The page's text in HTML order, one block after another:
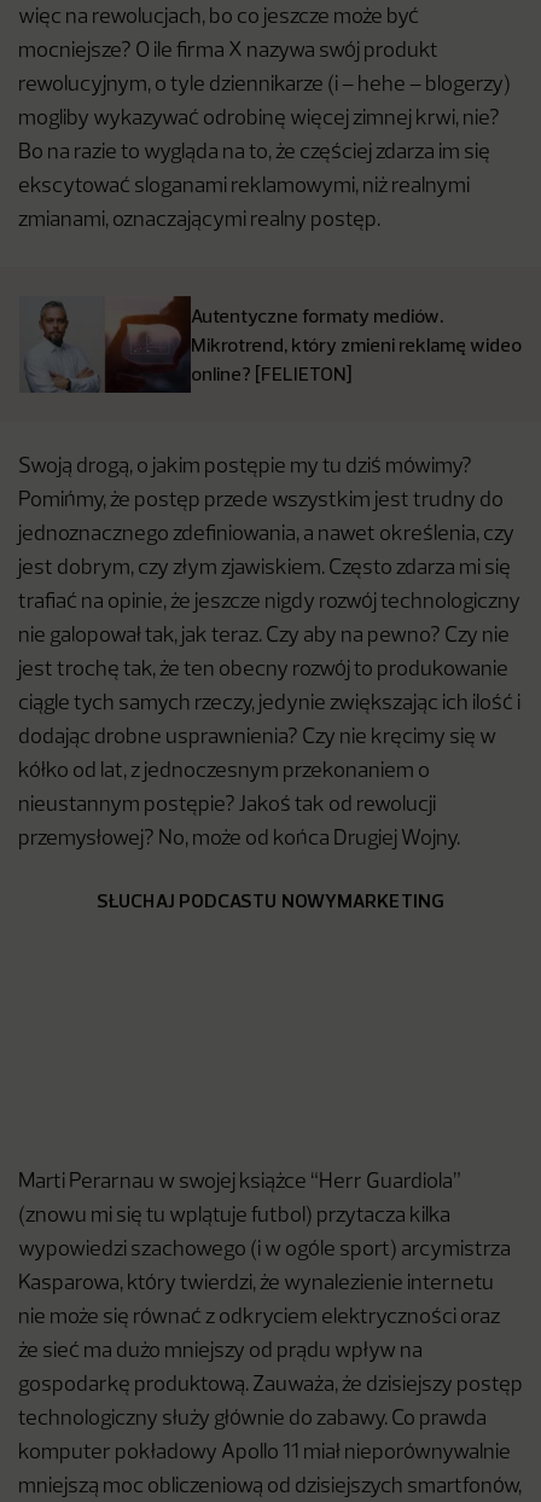
więc na rewolucjach, bo co jeszcze może być
mocniejsze? O ile firma X nazywa swój produkt
rewolucyjnym, o tyle dziennikarze (i – hehe – blogerzy)
mogliby wykazywać odrobinę więcej zimnej krwi, nie?
Bo na razie to wygląda na to, że częściej zdarza im się
ekscytować sloganami reklamowymi, niż realnymi
zmianami, oznaczającymi realny postęp.
Autentyczne formaty mediów.
Mikrotrend, który zmieni reklamę wideo
online? [FELIETON]
Swoją drogą, o jakim postępie my tu dziś mówimy?
Pomińmy, że postęp przede wszystkim jest trudny do
jednoznacznego zdefiniowania, a nawet określenia, czy
jest dobrym, czy złym zjawiskiem. Często zdarza mi się
trafiać na opinie, że jeszcze nigdy rozwój technologiczny
nie galopował tak, jak teraz. Czy aby na pewno? Czy nie
jest trochę tak, że ten obecny rozwój to produkowanie
ciągle tych samych rzeczy, jedynie zwiększając ich ilość i
dodając drobne usprawnienia? Czy nie kręcimy się w
kółko od lat, z jednoczesnym przekonaniem o
nieustannym postępie? Jakoś tak od rewolucji
przemysłowej? No, może od końca Drugiej Wojny.
SŁUCHAJ PODCASTU NOWYMARKETING
Marti Perarnau w swojej książce “Herr Guardiola”
(znowu mi się tu wplątuje futbol) przytacza kilka
wypowiedzi szachowego (i w ogóle sport) arcymistrza
Kasparowa, który twierdzi, że wynalezienie internetu
nie może się równać z odkryciem elektryczności oraz
że sieć ma dużo mniejszy od prądu wpływ na
gospodarkę produktową. Zauważa, że dzisiejszy postęp
technologiczny służy głównie do zabawy. Co prawda
komputer pokładowy Apollo 11 miał nieporównywalnie
mniejszą moc obliczeniową od dzisiejszych smartfonów,